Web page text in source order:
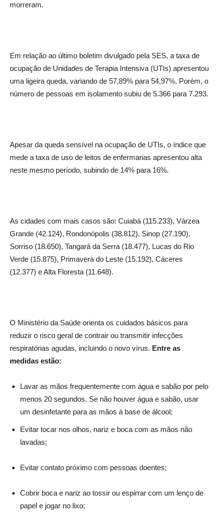
morreram.
Em relação ao último boletim divulgado pela SES, a taxa de
ocupação de Unidades de Terapia Intensiva (UTIs) apresentou
uma ligeira queda, variando de 57,89% para 54,97%. Porém, o
número de pessoas em isolamento subiu de 5.366 para 7.293.
Apesar da queda sensível na ocupação de UTIs, o índice que
mede a taxa de uso de leitos de enfermarias apresentou alta
neste mesmo período, subindo de 14% para 16%.
As cidades com mais casos são: Cuiabá (115.233), Várzea
Grande (42.124), Rondonópolis (38.812), Sinop (27.190),
Sorriso (18.650), Tangará da Serra (18.477), Lucas do Rio
Verde (15.875), Primavera do Leste (15.192), Cáceres
(12.377) e Alta Floresta (11.648).
O Ministério da Saúde orienta os cuidados básicos para
reduzir o risco geral de contrair ou transmitir infecções
respiratórias agudas, incluindo o novo vírus. Entre as
medidas estão:
Lavar as mãos frequentemente com água e sabão por pelo
menos 20 segundos. Se não houver água e sabão, usar
um desinfetante para as mãos à base de álcool;
Evitar tocar nos olhos, nariz e boca com as mãos não
lavadas;
Evitar contato próximo com pessoas doentes;
Cobrir boca e nariz ao tossir ou espirrar com um lenço de
papel e jogar no lixo;